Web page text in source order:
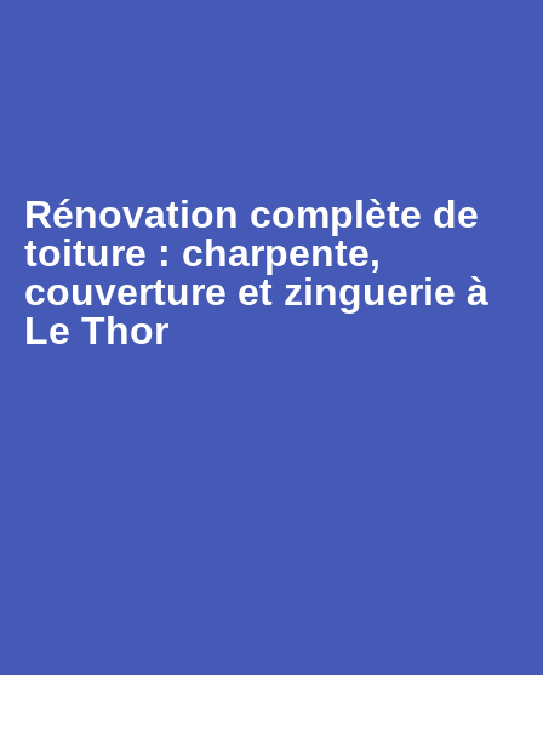
Rénovation complète de
toiture : charpente,
couverture et zinguerie à
Le Thor